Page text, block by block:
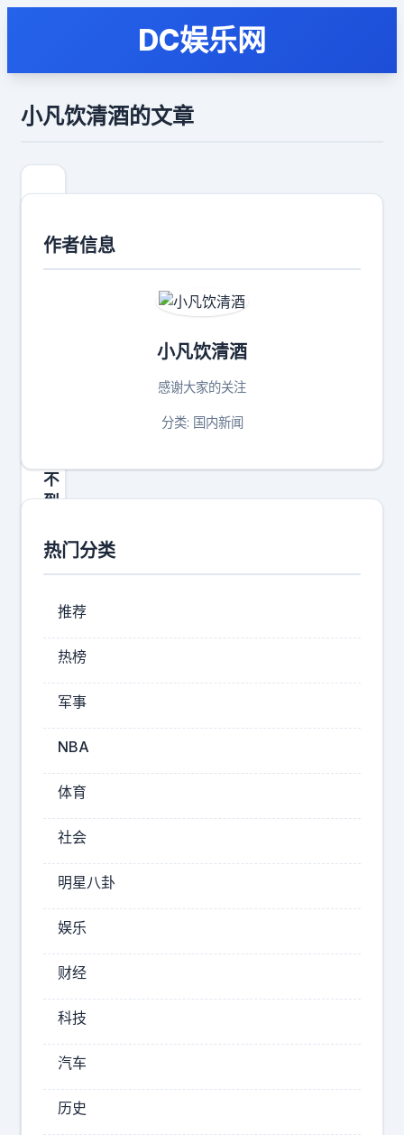
DC娱乐网
小凡饮清酒的文章
不
到
咱
人
大
和
局
“
”
的
年
份
上
。
1
2
作者信息
小凡饮清酒
感谢大家的关注
分类: 国内新闻
热门分类
推荐
热榜
军事
NBA
体育
社会
明星八卦
娱乐
财经
科技
汽车
历史